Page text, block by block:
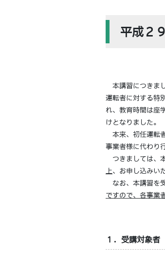
平成２
本講習につきま
運転者に対する特
れ、教育時間は座
けとなりました。
本来、初任運転
事業者様に代わり
つきましては、
上、お申し込みい
なお、本講習を
ですので、各事業
１．受講対象者